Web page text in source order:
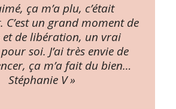
ça m’a plu, c’était
C’est un grand moment de
et de libération, un vrai
soi. J’ai très envie de
ça m’a fait du bien…
Stéphanie V »